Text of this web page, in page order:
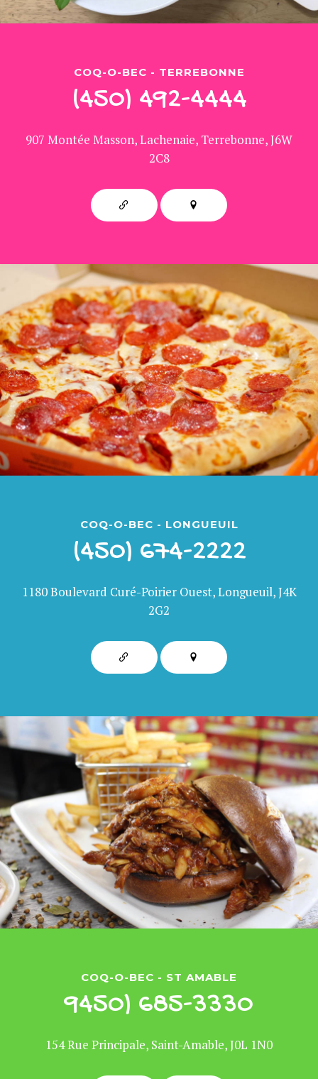
COQ-O-BEC - TERREBONNE
(450) 492-4444
907 Montée Masson, Lachenaie, Terrebonne, J6W
2C8
COQ-O-BEC - LONGUEUIL
(450) 674-2222
1180 Boulevard Curé-Poirier Ouest, Longueuil, J4K
2G2
COQ-O-BEC - ST AMABLE
9450) 685-3330
154 Rue Principale, Saint-Amable, J0L 1N0